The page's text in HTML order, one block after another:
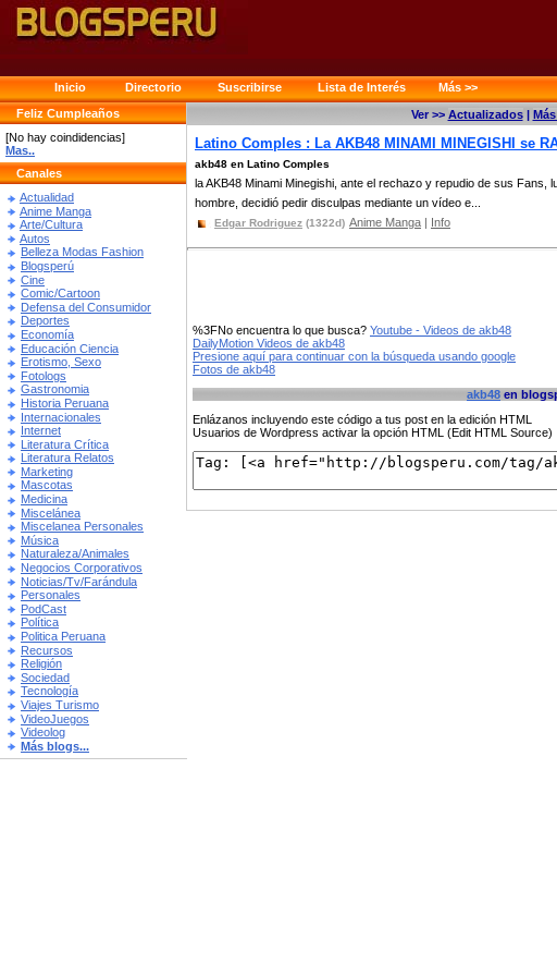
Inicio Directorio Suscribirse Lista de Interés
Más >>
Feliz Cumpleaños
[No hay coindidencias]
Mas..
Canales
Actualidad
Anime Manga
Arte/Cultura
Autos
Belleza Modas Fashion
Blogsperú
Cine
Comic/Cartoon
Defensa del Consumidor
Deportes
Economía
Educación Ciencia
Erotismo, Sexo
Fotologs
Gastronomia
Historia Peruana
Internacionales
Internet
Literatura Crítica
Literatura Relatos
Marketing
Mascotas
Medicina
Miscelánea
Miscelanea Personales
Música
Naturaleza/Animales
Negocios Corporativos
Noticias/Tv/Farándula
Personales
PodCast
Política
Politica Peruana
Recursos
Religión
Sociedad
Tecnología
Viajes Turismo
VideoJuegos
Videolog
Más blogs...
Ver >> Actualizados|
Latino Comples : La AKB48 MINAMI MINEGISHI se
akb48 en Latino Comples
la AKB48 Minami Minegishi, ante el rechazo y repudio de sus Fans,
hombre, decidió pedir disculpas mediante un vídeo e...
Edgar Rodriguez (1322d) Anime Manga | Info
%3FNo encuentra lo que busca? Youtube - Videos de akb48
DailyMotion Videos de akb48
Presione aquí para continuar con la búsqueda usando google
Fotos de akb48
akb48 en
Enlázanos incluyendo este código a tus post en la edición HTML
Usuarios de Wordpress activar la opción HTML (Edit HTML Source)